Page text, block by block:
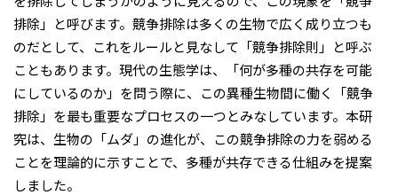
排除」と呼びます。競争排除は多くの生物で広く成り立つも
のだとして、これをルールと見なして「競争排除則」と呼ぶ
こともあります。現代の生態学は、「何が多種の共存を可能
にしているのか」を問う際に、この異種生物間に働く「競争
排除」を最も重要なプロセスの一つとみなしています。本研
究は、生物の「ムダ」の進化が、この競争排除の力を弱める
ことを理論的に示すことで、多種が共存できる仕組みを提案
しました。